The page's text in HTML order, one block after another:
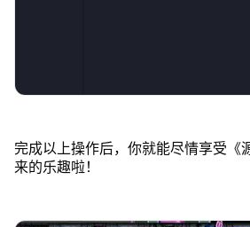
完成以上操作后，你就能尽情享受《
来的乐趣啦！